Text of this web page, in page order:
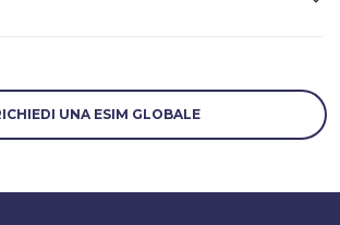
UNA ESIM GLOBALE